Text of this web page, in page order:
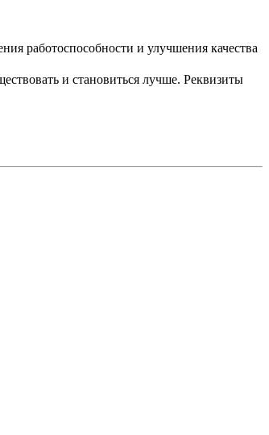
работоспособности и улучшения качества
и становиться лучше. Реквизиты